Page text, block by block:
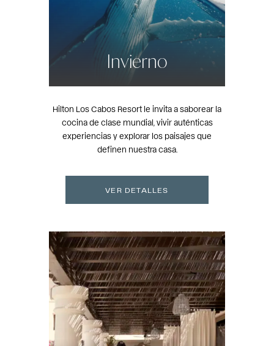
Invierno
Hilton Los Cabos Resort le invita a saborear la
cocina de clase mundial, vivir auténticas
experiencias y explorar los paisajes que
definen nuestra casa.
VER DETALLES